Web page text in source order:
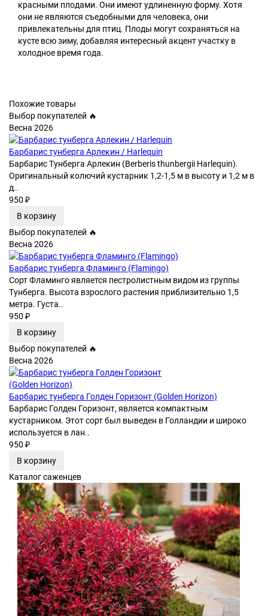
красными плодами. Они имеют удлиненную форму. Хотя
они не являются съедобными для человека, они
привлекательны для птиц. Плоды могут сохраняться на
кусте всю зиму, добавляя интересный акцент участку в
холодное время года.
Похожие товары
Выбор покупателей 🔥
Весна 2026
Барбарис тунберга Арлекин / Harlequin
Барбарис Тунберга Арлекин (Berberis thunbergii Harlequin).
Оригинальный колючий кустарник 1,2-1,5 м в высоту и 1,2 м в
д..
950 ₽
В корзину
Выбор покупателей 🔥
Весна 2026
Барбарис тунберга Фламинго (Flamingo)
Сорт Фламинго является пестролистным видом из группы
Тунберга. Высота взрослого растения приблизительно 1,5
метра. Густа..
950 ₽
В корзину
Выбор покупателей 🔥
Весна 2026
Барбарис тунберга Голден Горизонт (Golden Horizon)
Барбарис Голден Горизонт, является компактным
кустарником. Этот сорт был выведен в Голландии и широко
используется в лан..
950 ₽
В корзину
Каталог саженцев